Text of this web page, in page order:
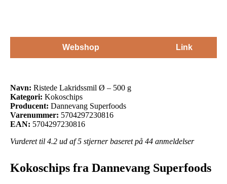
Webshop Link
Navn: Ristede Lakridssmil Ø – 500 g
Kategori: Kokoschips
Producent: Dannevang Superfoods
Varenummer: 5704297230816
EAN: 5704297230816
Vurderet til 4.2 ud af 5 stjerner baseret på 44 anmeldelser
Kokoschips fra Dannevang Superfoods